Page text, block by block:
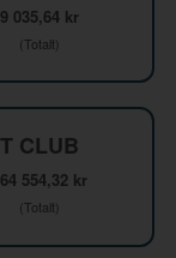
9 035,64 kr
(Totalt)
CLUB
554,32 kr
(Totalt)